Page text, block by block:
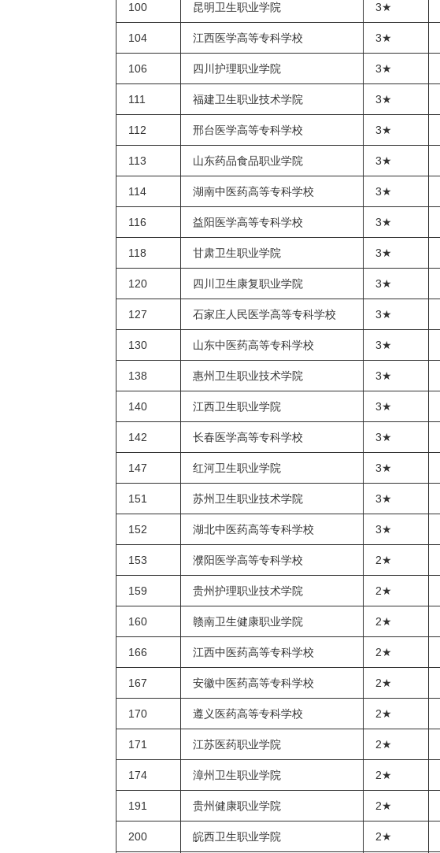
100 昆明卫生职业学院 3★
104 江西医学高等专科学校 3★
106 四川护理职业学院 3★
111 福建卫生职业技术学院 3★
112 邢台医学高等专科学校 3★
113 山东药品食品职业学院 3★
114 湖南中医药高等专科学校 3★
116 益阳医学高等专科学校 3★
118 甘肃卫生职业学院 3★
120 四川卫生康复职业学院 3★
127 石家庄人民医学高等专科学校 3★
130 山东中医药高等专科学校 3★
138 惠州卫生职业技术学院 3★
140 江西卫生职业学院 3★
142 长春医学高等专科学校 3★
147 红河卫生职业学院 3★
151 苏州卫生职业技术学院 3★
152 湖北中医药高等专科学校 3★
153 濮阳医学高等专科学校 2★
159 贵州护理职业技术学院 2★
160 赣南卫生健康职业学院 2★
166 江西中医药高等专科学校 2★
167 安徽中医药高等专科学校 2★
170 遵义医药高等专科学校 2★
171 江苏医药职业学院 2★
174 漳州卫生职业学院 2★
191 贵州健康职业学院 2★
200 皖西卫生职业学院 2★